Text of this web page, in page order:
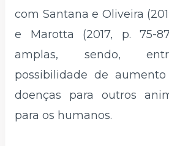
com Santana e Oliveira
e Marotta (2017, p. 75-
amplas, sendo,
possibilidade de
doenças para outros
para os humanos.